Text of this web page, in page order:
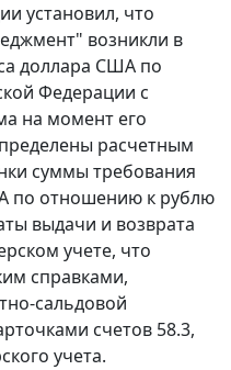
установил, что
возникли в
доллара США по
Федерации с
на момент его
расчетным
суммы требования
по отношению к рублю
выдачи и возврата
учете, что
справками,
сальдовой
счетов 58.3,
учета.